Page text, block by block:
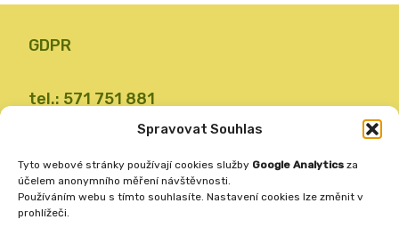
Spravovat Souhlas
Tyto webové stránky používají cookies služby Google Analytics za
účelem anonymního měření návštěvnosti.
Používáním webu s tímto souhlasíte. Nastavení cookies lze změnit v
prohlížeči.
GDPR
tel.: 571 751 881
email: zsvalbystrice@zsvb.cz
ID datové schránky: 24dabpx